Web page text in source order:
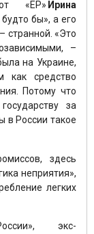
«ЕР» Ирина
бы», а его
странной. «Это
–
на Украине,
как средство
Потому что
за
в России такое
здесь
неприятия»,
легких
экс-